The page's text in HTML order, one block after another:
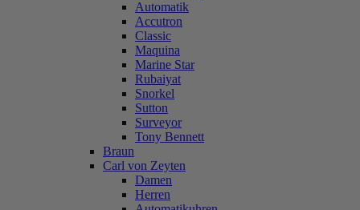
Automatik
Accutron
Classic
Maquina
Marine Star
Rubaiyat
Snorkel
Sutton
Surveyor
Tony Bennett
Braun
Carl von Zeyten
Damen
Herren